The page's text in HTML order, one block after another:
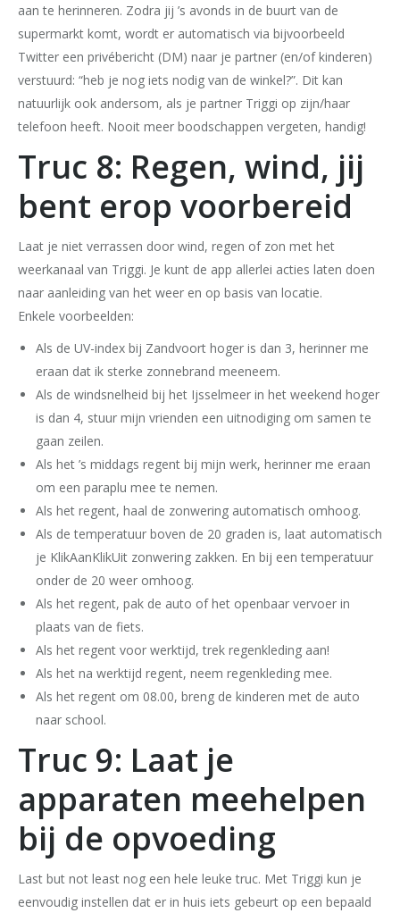
aan te herinneren. Zodra jij ’s avonds in de buurt van de
supermarkt komt, wordt er automatisch via bijvoorbeeld
Twitter een privébericht (DM) naar je partner (en/of kinderen)
verstuurd: “heb je nog iets nodig van de winkel?”. Dit kan
natuurlijk ook andersom, als je partner Triggi op zijn/haar
telefoon heeft. Nooit meer boodschappen vergeten, handig!
Truc 8: Regen, wind, jij
bent erop voorbereid
Laat je niet verrassen door wind, regen of zon met het
weerkanaal van Triggi. Je kunt de app allerlei acties laten doen
naar aanleiding van het weer en op basis van locatie.
Enkele voorbeelden:
Als de UV-index bij Zandvoort hoger is dan 3, herinner me
eraan dat ik sterke zonnebrand meeneem.
Als de windsnelheid bij het Ijsselmeer in het weekend hoger
is dan 4, stuur mijn vrienden een uitnodiging om samen te
gaan zeilen.
Als het ’s middags regent bij mijn werk, herinner me eraan
om een paraplu mee te nemen.
Als het regent, haal de zonwering automatisch omhoog.
Als de temperatuur boven de 20 graden is, laat automatisch
je KlikAanKlikUit zonwering zakken. En bij een temperatuur
onder de 20 weer omhoog.
Als het regent, pak de auto of het openbaar vervoer in
plaats van de fiets.
Als het regent voor werktijd, trek regenkleding aan!
Als het na werktijd regent, neem regenkleding mee.
Als het regent om 08.00, breng de kinderen met de auto
naar school.
Truc 9: Laat je
apparaten meehelpen
bij de opvoeding
Last but not least nog een hele leuke truc. Met Triggi kun je
eenvoudig instellen dat er in huis iets gebeurt op een bepaald